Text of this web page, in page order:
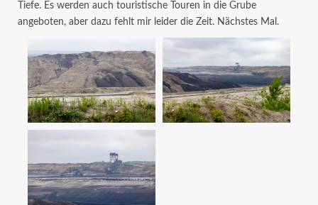
Tiefe. Es werden auch touristische Touren in die Grube
angeboten, aber dazu fehlt mir leider die Zeit. Nächstes Mal.